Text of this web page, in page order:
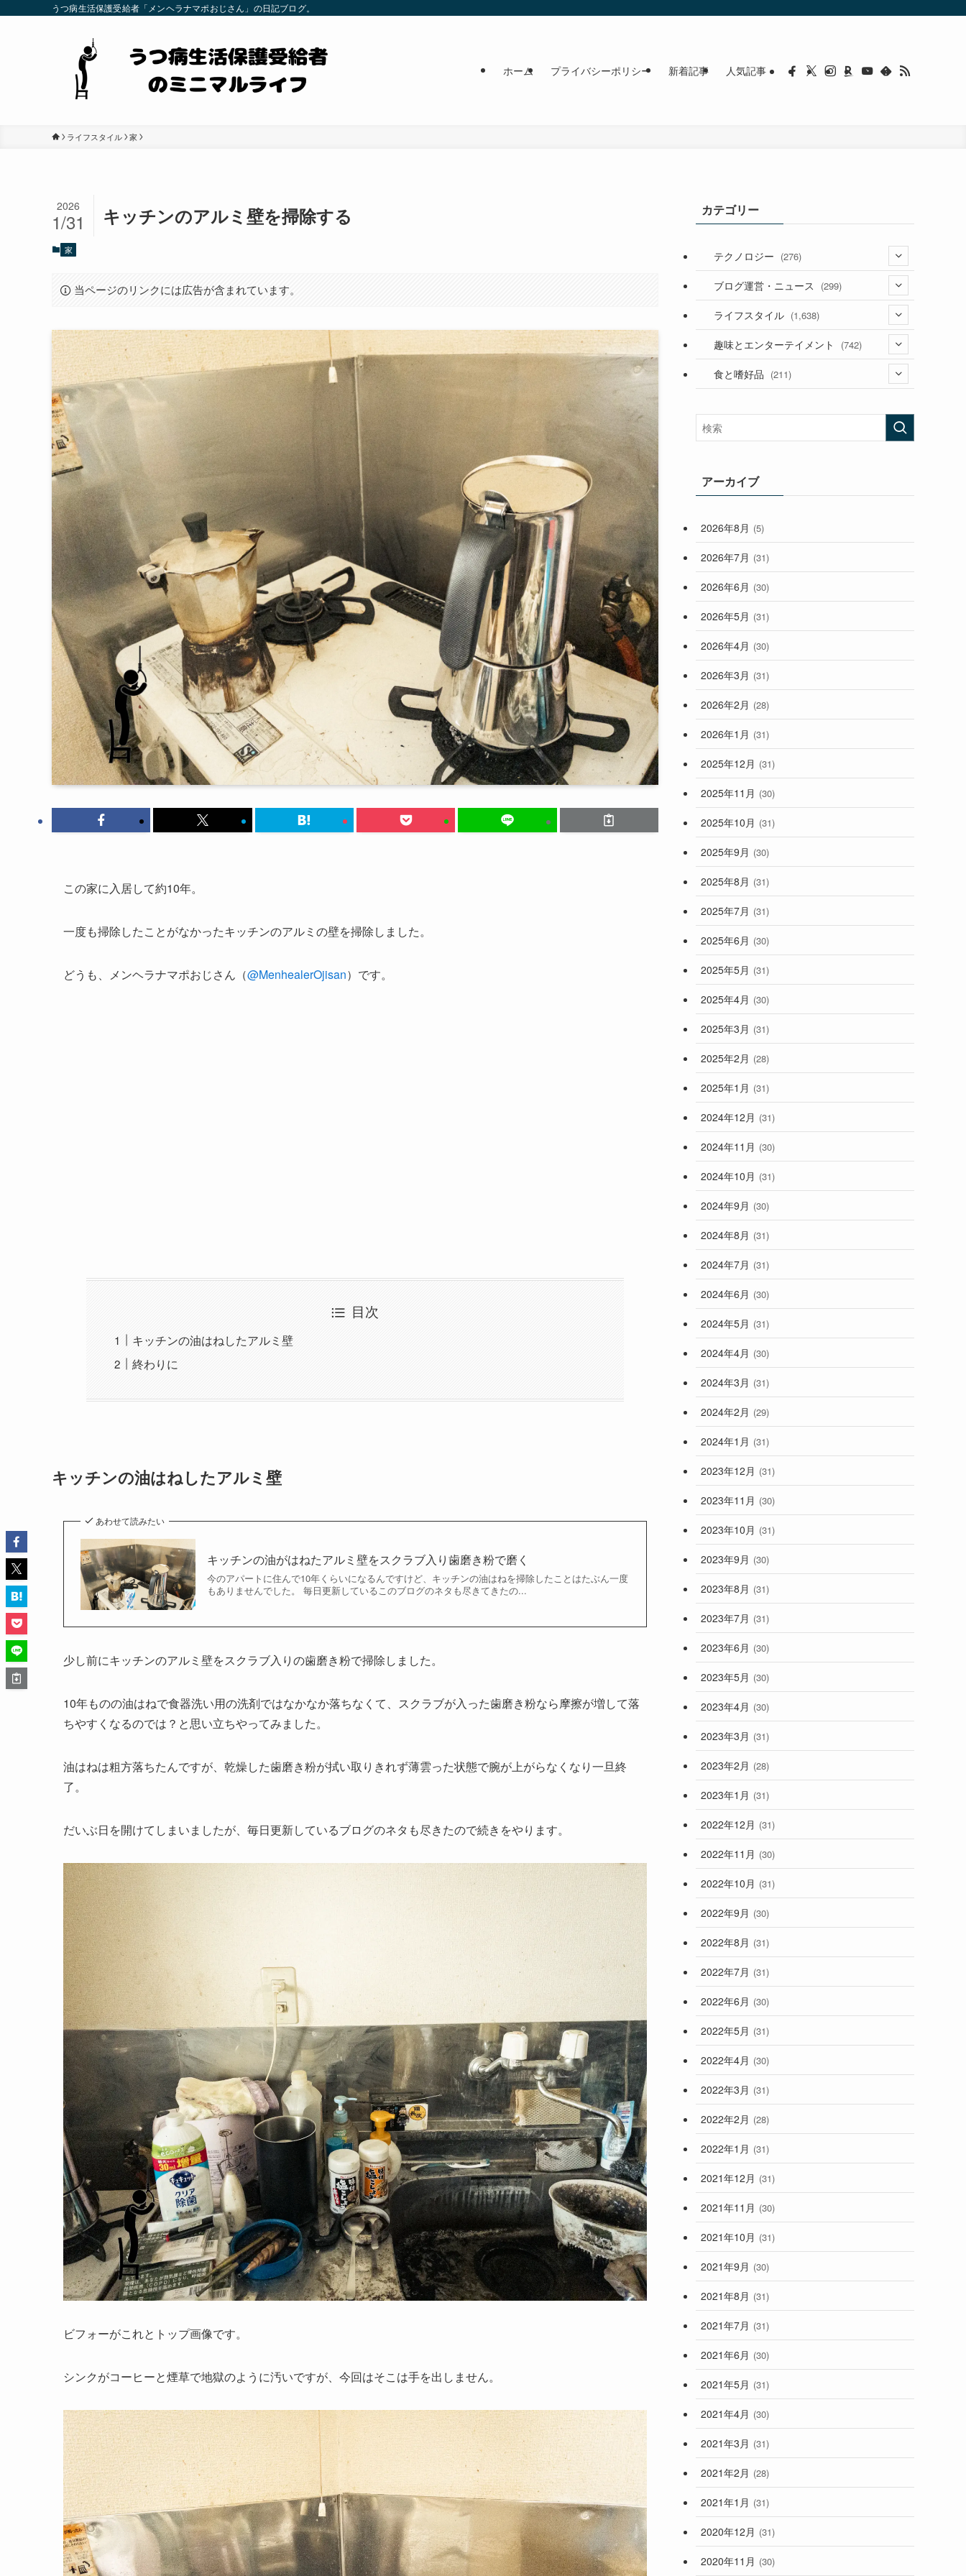
うつ病生活保護受給者「メンヘラナマポおじさん」の日記ブログ。
ホーム プライバシーポリシー 新着記事 人気記事
ライフスタイル 家
キッチンのアルミ壁を掃除する
2026
1/31
家
当ページのリンクには広告が含まれています。
この家に入居して約10年。
一度も掃除したことがなかったキッチンのアルミの壁を掃除しました。
どうも、メンヘラナマポおじさん（@MenhealerOjisan）です。
目次
キッチンの油はねしたアルミ壁
終わりに
キッチンの油はねしたアルミ壁
あわせて読みたい
キッチンの油がはねたアルミ壁をスクラブ入り歯磨き粉で磨く
今のアパートに住んで10年くらいになるんですけど、キッチンの油はねを掃除したことはたぶん一度
もありませんでした。 毎日更新しているこのブログのネタも尽きてきたの...
少し前にキッチンのアルミ壁をスクラブ入りの歯磨き粉で掃除しました。
10年ものの油はねで食器洗い用の洗剤ではなかなか落ちなくて、スクラブが入った歯磨き粉なら摩擦が増して落
ちやすくなるのでは？と思い立ちやってみました。
油はねは粗方落ちたんですが、乾燥した歯磨き粉が拭い取りきれず薄雲った状態で腕が上がらなくなり一旦終
了。
だいぶ日を開けてしまいましたが、毎日更新しているブログのネタも尽きたので続きをやります。
ビフォーがこれとトップ画像です。
シンクがコーヒーと煙草で地獄のように汚いですが、今回はそこは手を出しません。
カテゴリー
テクノロジー (276)
(36)
(187)
(53)
ブログ運営・ニュース (299)
(118)
(181)
ライフスタイル (1,638)
(394)
(282)
(33)
(248)
趣味とエンターテイメント (742)
(56)
(472)
食と嗜好品 (211)
アーカイブ
2026年8月 (5)
2026年7月 (31)
2026年6月 (30)
2026年5月 (31)
2026年4月 (30)
2026年3月 (31)
2026年2月 (28)
2026年1月 (31)
2025年12月 (31)
2025年11月 (30)
2025年10月 (31)
2025年9月 (30)
2025年8月 (31)
2025年7月 (31)
2025年6月 (30)
2025年5月 (31)
2025年4月 (30)
2025年3月 (31)
2025年2月 (28)
2025年1月 (31)
2024年12月 (31)
2024年11月 (30)
2024年10月 (31)
2024年9月 (30)
2024年8月 (31)
2024年7月 (31)
2024年6月 (30)
2024年5月 (31)
2024年4月 (30)
2024年3月 (31)
2024年2月 (29)
2024年1月 (31)
2023年12月 (31)
2023年11月 (30)
2023年10月 (31)
2023年9月 (30)
2023年8月 (31)
2023年7月 (31)
2023年6月 (30)
2023年5月 (30)
2023年4月 (30)
2023年3月 (31)
2023年2月 (28)
2023年1月 (31)
2022年12月 (31)
2022年11月 (30)
2022年10月 (31)
2022年9月 (30)
2022年8月 (31)
2022年7月 (31)
2022年6月 (30)
2022年5月 (31)
2022年4月 (30)
2022年3月 (31)
2022年2月 (28)
2022年1月 (31)
2021年12月 (31)
2021年11月 (30)
2021年10月 (31)
2021年9月 (30)
2021年8月 (31)
2021年7月 (31)
2021年6月 (30)
2021年5月 (31)
2021年4月 (30)
2021年3月 (31)
2021年2月 (28)
2021年1月 (31)
2020年12月 (31)
2020年11月 (30)